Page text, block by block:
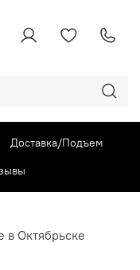
Доставка/Подъем
в Октябрьске